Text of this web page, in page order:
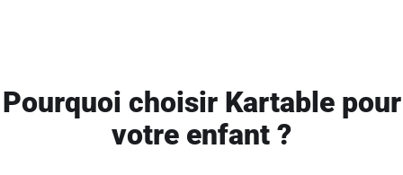
Pourquoi choisir Kartable pour
votre enfant ?